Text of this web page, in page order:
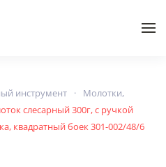
инструмент
Молотки,
слесарный 300г, с ручкой
квадратный боек 301-002/48/6